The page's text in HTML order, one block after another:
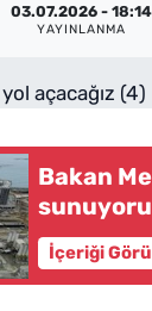
03.07.2026 - 18:14
YAYINLANMA
Bakan
İçeriği